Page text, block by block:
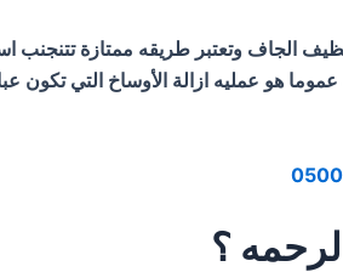
الجاف وتعتبر طريقه ممتازة
هو عمليه ازالة الأوساخ التي تكون
؟